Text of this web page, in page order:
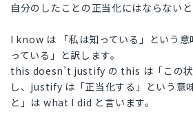
自分のしたことの正当化にはならない
I know は 「私は知っている」という意
っている」と訳します。
this doesn’t justify の this は「この状
し、justify は「正当化する」という意
と」は what I did と言います。